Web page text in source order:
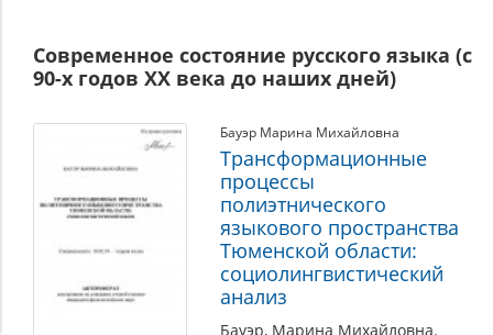
Современное состояние русского языка (с
90-х годов ХХ века до наших дней)
Бауэр Марина Михайловна
Трансформационные
процессы
полиэтнического
языкового пространства
Тюменской области:
социолингвистический
анализ
Бауэр, Марина Михайловна.